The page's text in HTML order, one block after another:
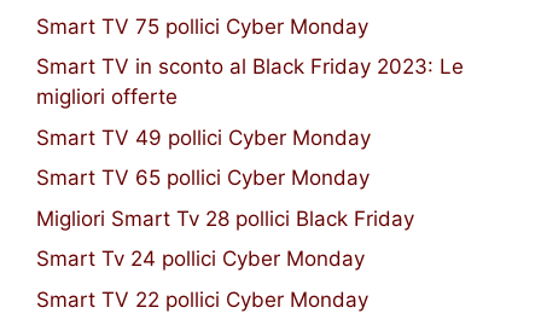
Smart TV 75 pollici Cyber Monday
Smart TV in sconto al Black Friday 2023: Le
migliori offerte
Smart TV 49 pollici Cyber Monday
Smart TV 65 pollici Cyber Monday
Migliori Smart Tv 28 pollici Black Friday
Smart Tv 24 pollici Cyber Monday
Smart TV 22 pollici Cyber Monday